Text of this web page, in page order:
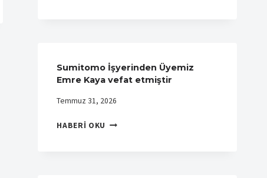
Sumitomo İşyerinden Üyemiz
Emre Kaya vefat etmiştir
Temmuz 31, 2026
HABERI OKU SUMITOMO